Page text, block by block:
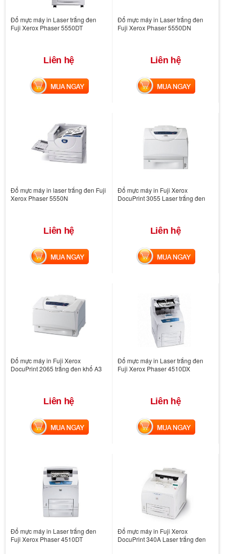
Đổ mực máy in Laser trắng đen
Fuji Xerox Phaser 5550DT
Liên hệ
MUA NGAY
Đổ mực máy in Laser trắng đen
Fuji Xerox Phaser 5550DN
Liên hệ
MUA NGAY
Đổ mực máy in laser trắng đen Fuji
Xerox Phaser 5550N
Liên hệ
MUA NGAY
Đổ mực máy in Fuji Xerox
DocuPrint 3055 Laser trắng đen
Liên hệ
MUA NGAY
Đổ mực máy in Fuji Xerox
DocuPrint 2065 trắng đen khổ A3
Liên hệ
MUA NGAY
Đổ mực máy in Laser trắng đen
Fuji Xerox Phaser 4510DX
Liên hệ
MUA NGAY
Đổ mực máy in Laser trắng đen
Fuji Xerox Phaser 4510DT
Đổ mực máy in Fuji Xerox
DocuPrint 340A Laser trắng đen